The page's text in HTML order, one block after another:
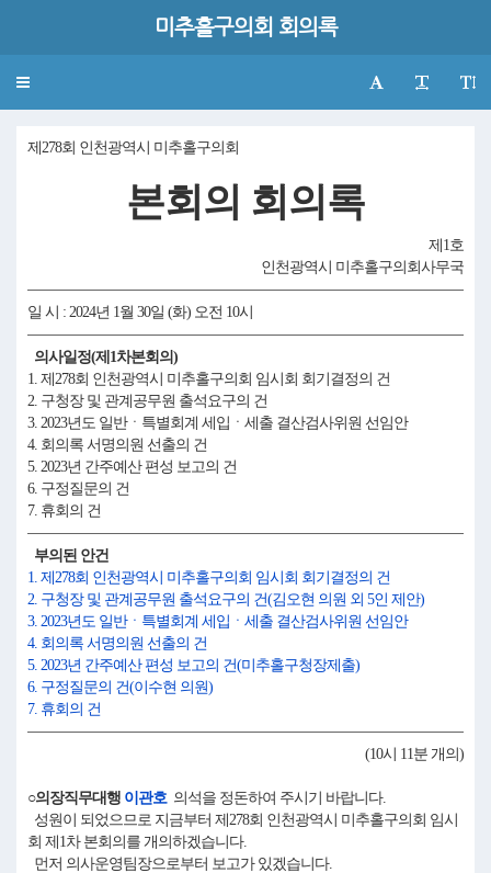
미추홀구의회 회의록
Toggle
제278회 인천광역시 미추홀구의회
본회의 회의록
제1호
인천광역시 미추홀구의회사무국
일 시 : 2024년 1월 30일 (화) 오전 10시
의사일정(제1차본회의)
1. 제278회 인천광역시 미추홀구의회 임시회 회기결정의 건
2. 구청장 및 관계공무원 출석요구의 건
3. 2023년도 일반ㆍ특별회계 세입ㆍ세출 결산검사위원 선임안
4. 회의록 서명의원 선출의 건
5. 2023년 간주예산 편성 보고의 건
6. 구정질문의 건
7. 휴회의 건
부의된 안건
1. 제278회 인천광역시 미추홀구의회 임시회 회기결정의 건
2. 구청장 및 관계공무원 출석요구의 건(김오현 의원 외 5인 제안)
3. 2023년도 일반ㆍ특별회계 세입ㆍ세출 결산검사위원 선임안
4. 회의록 서명의원 선출의 건
5. 2023년 간주예산 편성 보고의 건(미추홀구청장제출)
6. 구정질문의 건(이수현 의원)
7. 휴회의 건
(10시 11분 개의)
○의장직무대행 이관호의석을 정돈하여 주시기 바랍니다.
성원이 되었으므로 지금부터 제278회 인천광역시 미추홀구의회 임시
회 제1차 본회의를 개의하겠습니다.
먼저 의사운영팀장으로부터 보고가 있겠습니다.